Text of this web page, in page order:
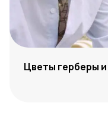
Цветы герберы